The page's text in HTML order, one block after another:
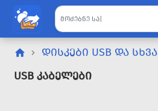
ᲓᲘᲡᲙᲔᲑᲘ USB ᲓᲐ ᲡᲮᲕᲐ
USB Კაბელები